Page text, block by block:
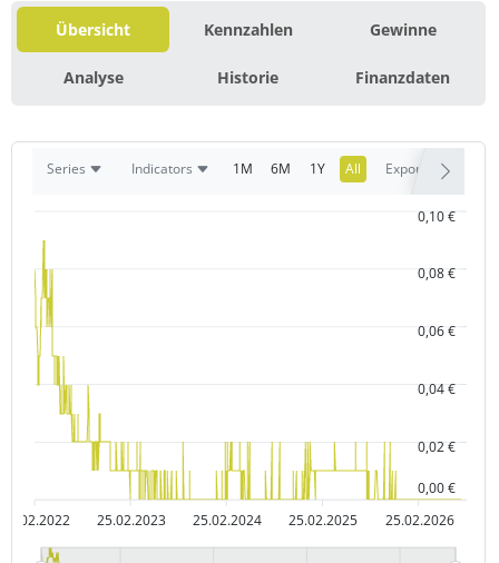
Übersicht Kennzahlen Gewinne
Analyse Historie Finanzdaten
Series Indicators 1M 6M 1Y All Export
25.02.2022 25.02.2023 25.02.2024 25.02.2025 25.02.2026
0,00 €
0,02 €
0,04 €
0,06 €
0,08 €
0,10 €